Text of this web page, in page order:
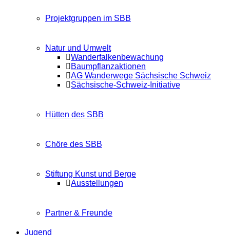
Projektgruppen im SBB
Natur und Umwelt
Wanderfalkenbewachung
Baumpflanzaktionen
AG Wanderwege Sächsische Schweiz
Sächsische-Schweiz-Initiative
Hütten des SBB
Chöre des SBB
Stiftung Kunst und Berge
Ausstellungen
Partner & Freunde
Jugend